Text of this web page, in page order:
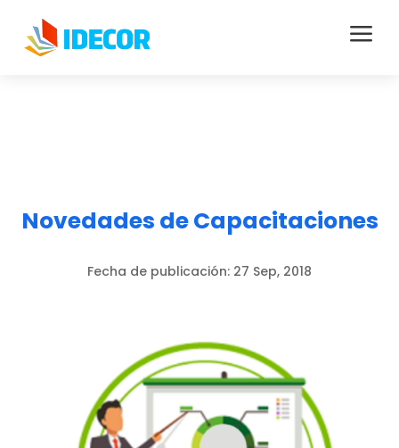
a
Novedades de Capacitaciones
Fecha de publicación: 27 Sep, 2018